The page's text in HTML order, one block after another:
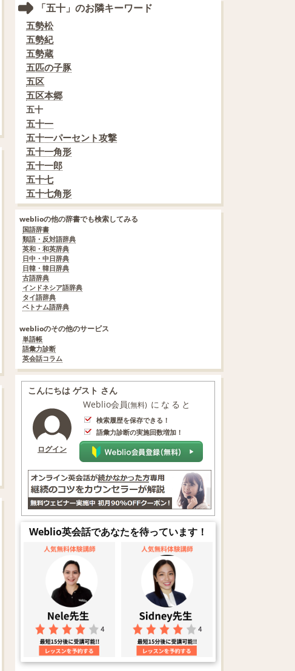
「五十」のお隣キーワード
五勢松
五勢紀
五勢蔵
五匹の子豚
五区
五区本郷
五十
五十一
五十一パーセント攻撃
五十一角形
五十一郎
五十七
五十七角形
weblioの他の辞書でも検索してみる
国語辞書
類語・反対語辞典
英和・和英辞典
日中・中日辞典
日韓・韓日辞典
古語辞典
インドネシア語辞典
タイ語辞典
ベトナム語辞典
weblioのその他のサービス
単語帳
語彙力診断
英会話コラム
こんにちは ゲスト さん
ログイン
Weblio会員(無料) になると
検索履歴を保存できる！
語彙力診断の実施回数増加！
Weblio英会話であなたを待っています！